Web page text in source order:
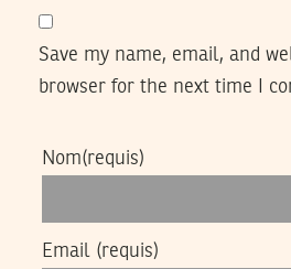
Save my name, email, and
browser for the next time I
Nom(requis)
Email (requis)